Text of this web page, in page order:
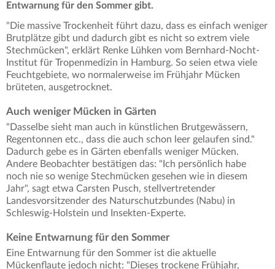
Entwarnung für den Sommer gibt.
"Die massive Trockenheit führt dazu, dass es einfach weniger
Brutplätze gibt und dadurch gibt es nicht so extrem viele
Stechmücken", erklärt Renke Lühken vom Bernhard-Nocht-
Institut für Tropenmedizin in Hamburg. So seien etwa viele
Feuchtgebiete, wo normalerweise im Frühjahr Mücken
brüteten, ausgetrocknet.
Auch weniger Mücken in Gärten
"Dasselbe sieht man auch in künstlichen Brutgewässern,
Regentonnen etc., dass die auch schon leer gelaufen sind."
Dadurch gebe es in Gärten ebenfalls weniger Mücken.
Andere Beobachter bestätigen das: "Ich persönlich habe
noch nie so wenige Stechmücken gesehen wie in diesem
Jahr", sagt etwa Carsten Pusch, stellvertretender
Landesvorsitzender des Naturschutzbundes (Nabu) in
Schleswig-Holstein und Insekten-Experte.
Keine Entwarnung für den Sommer
Eine Entwarnung für den Sommer ist die aktuelle
Mückenflaute jedoch nicht: "Dieses trockene Frühjahr,